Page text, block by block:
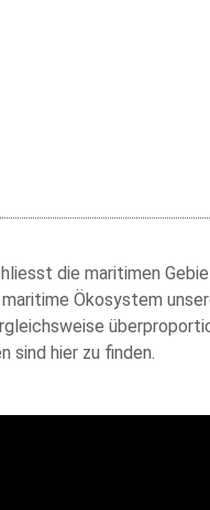
die maritimen
Ökosystem
hier zu finden.